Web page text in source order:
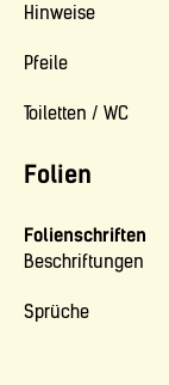
Folien
Hinweise
Pfeile
Toiletten / WC
Folienschriften
Beschriftungen
Sprüche